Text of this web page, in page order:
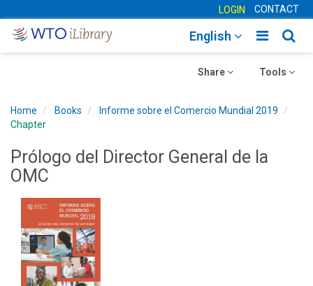
LOGIN CONTACT
Toggle
English
Toggle
Tools
Toggle
Share
Home Books
Informe sobre el Comercio Mundial 2019
Chapter
Prólogo del Director General de la
OMC